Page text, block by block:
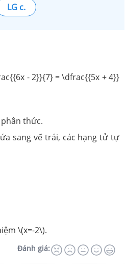
LG c.
- 2}}{7} = \dfrac{{5x + 4}}
thức.
sang vế trái, các hạng tử tự
\(x=-2\).
Đánh giá: